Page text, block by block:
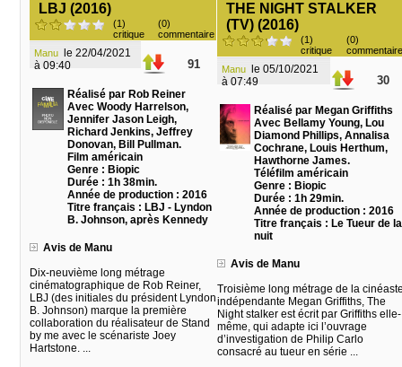
LBJ (2016)
(1)
critique
(0)
commentaire
Manu
à 09:40
91
Réalisé par Rob Reiner
Avec Woody Harrelson,
Jennifer Jason Leigh,
Richard Jenkins, Jeffrey
Donovan, Bill Pullman.
Film américain
Genre : Biopic
Durée : 1h 38min.
Année de production : 2016
Titre français : LBJ - Lyndon
B. Johnson, après Kennedy
Avis de Manu
Dix-neuvième long métrage
cinématographique de Rob Reiner,
LBJ (des initiales du président Lyndon
B. Johnson) marque la première
collaboration du réalisateur de Stand
by me avec le scénariste Joey
Hartstone. ...
THE NIGHT STALKER
(TV) (2016)
(1)
critique
(0)
commentaire
Manu
à 07:49
30
Réalisé par Megan Griffiths
Avec Bellamy Young, Lou
Diamond Phillips, Annalisa
Cochrane, Louis Herthum,
Hawthorne James.
Téléfilm américain
Genre : Biopic
Durée : 1h 29min.
Année de production : 2016
Titre français : Le Tueur de la
nuit
Avis de Manu
Troisième long métrage de la
indépendante Megan Griffiths, The
Night stalker est écrit par Griffiths elle-
même, qui adapte ici l’ouvrage
d’investigation de Philip Carlo
consacré au tueur en série ...